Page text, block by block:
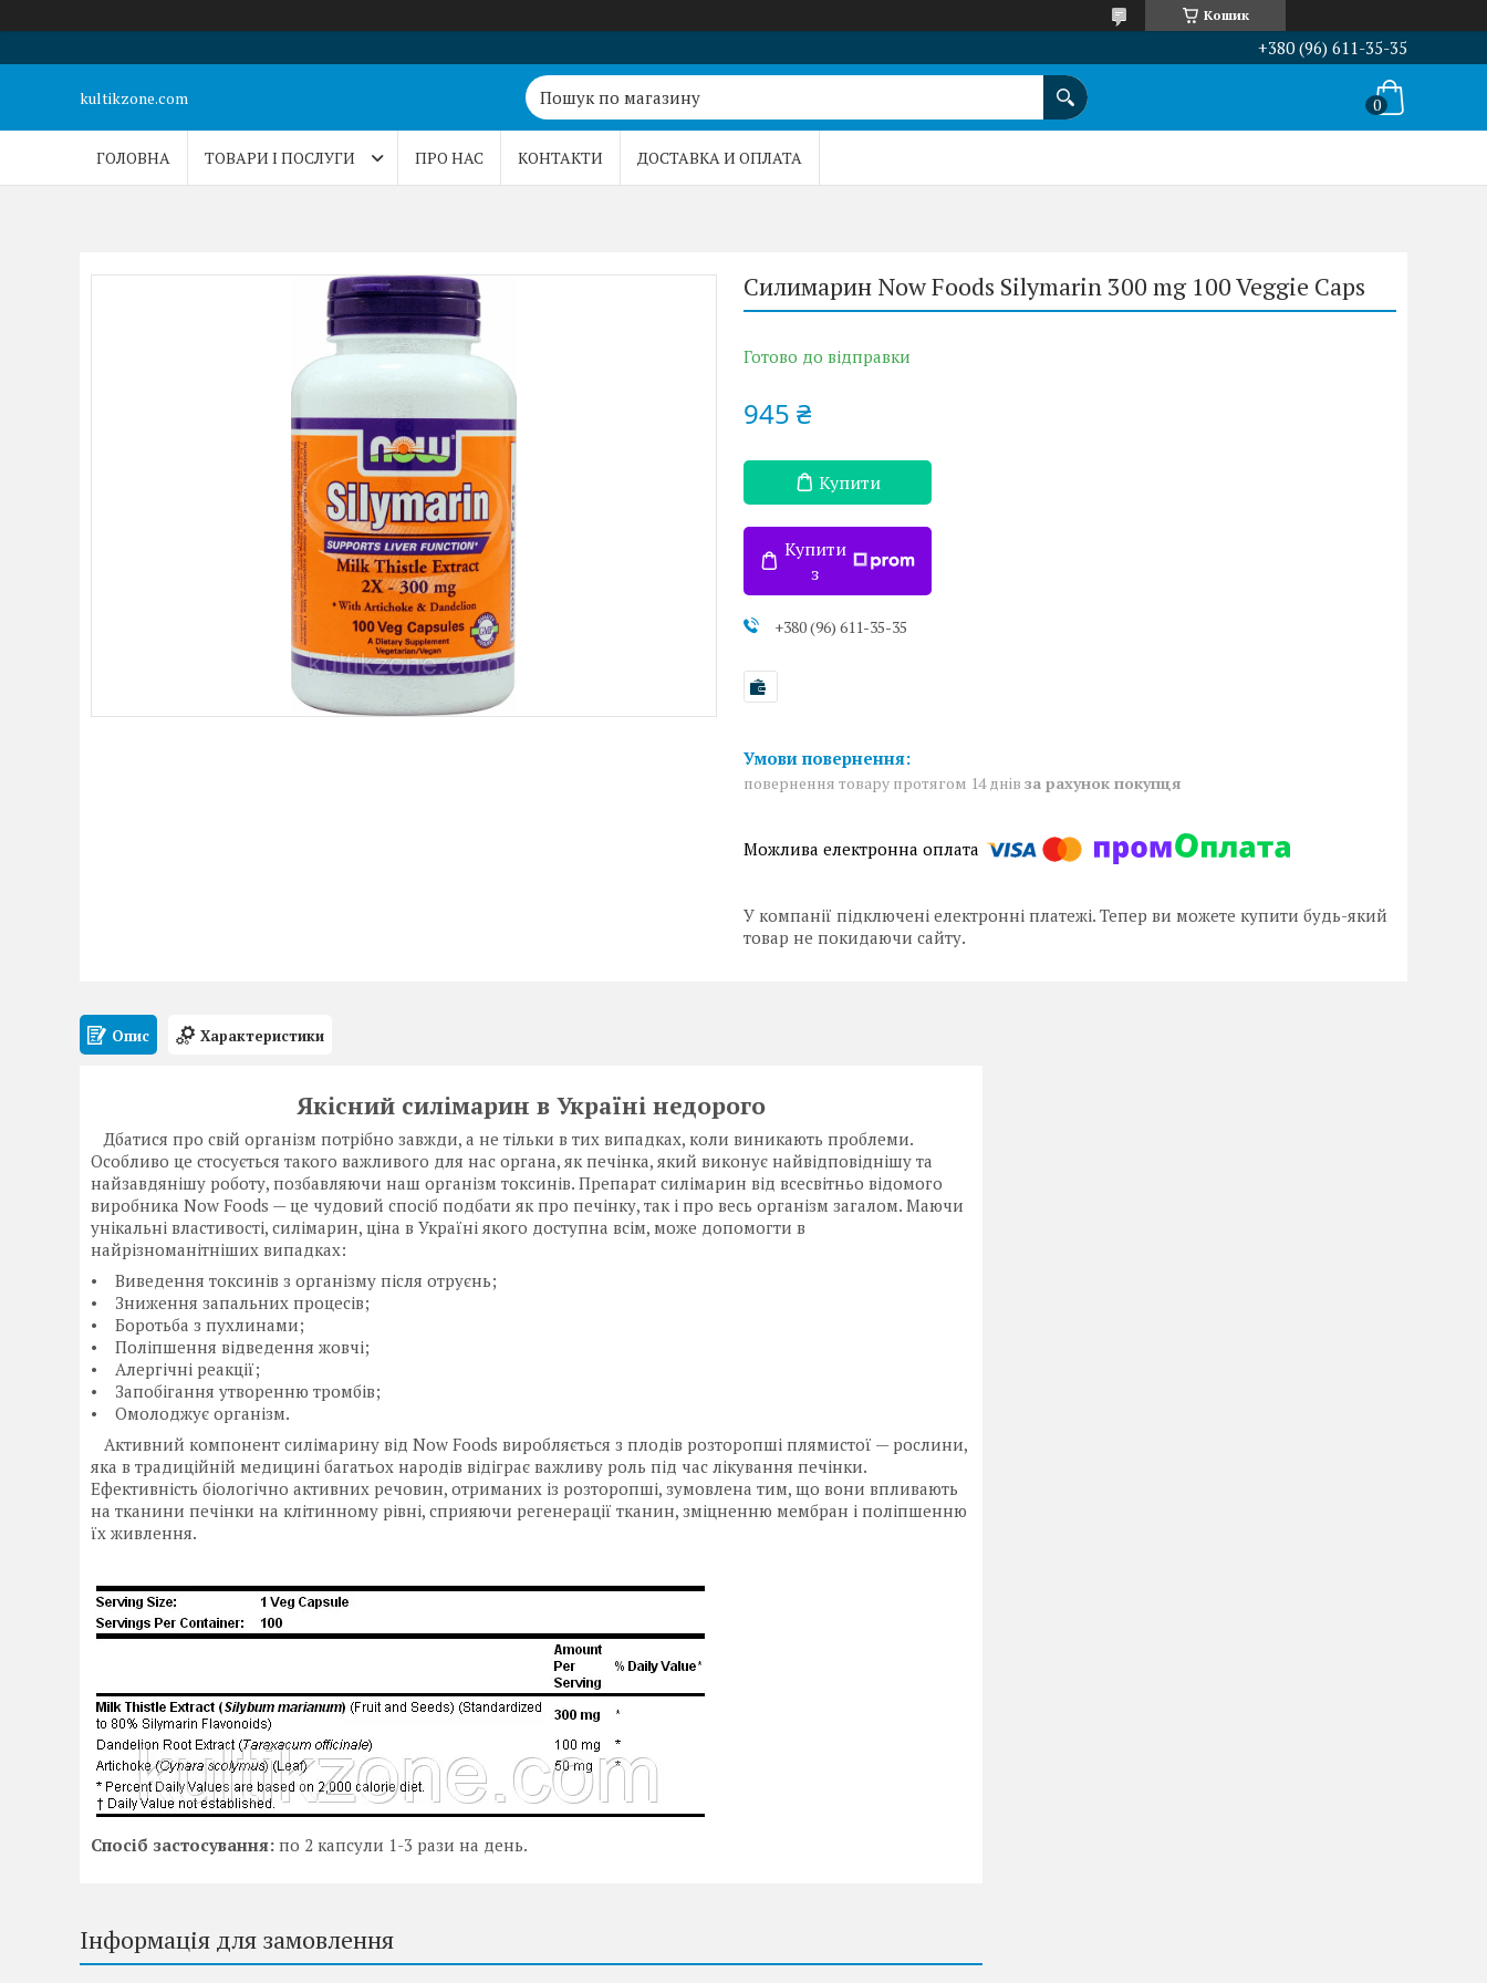
Кошик
+380 (96) 611-35-35
kultikzone.com
ГОЛОВНА ТОВАРИ І ПОСЛУГИ ПРО НАС КОНТАКТИ ДОСТАВКА И ОПЛАТА
Силимарин Now Foods Silymarin 300 mg 100 Veggie Caps
Готово до відправки
945 ₴
Купити
Купити
з
+380 (96) 611-35-35
повернення товару протягом 14 днів за рахунок покупця
У компанії підключені електронні платежі. Тепер ви можете купити будь-який
товар не покидаючи сайту.
Опис Характеристики
Якісний силімарин в Україні недорого
Дбатися про свій організм потрібно завжди, а не тільки в тих випадках, коли виникають проблеми.
Особливо це стосується такого важливого для нас органа, як печінка, який виконує найвідповіднішу та
найзавдянішу роботу, позбавляючи наш організм токсинів. Препарат силімарин від всесвітньо відомого
виробника Now Foods — це чудовий спосіб подбати як про печінку, так і про весь організм загалом. Маючи
унікальні властивості, силімарин, ціна в Україні якого доступна всім, може допомогти в
найрізноманітніших випадках:
• Виведення токсинів з організму після отруєнь;
• Зниження запальних процесів;
• Боротьба з пухлинами;
• Поліпшення відведення жовчі;
• Алергічні реакції;
• Запобігання утворенню тромбів;
• Омолоджує організм.
Активний компонент силімарину від Now Foods виробляється з плодів розторопші плямистої — рослини,
яка в традиційній медицині багатьох народів відіграє важливу роль під час лікування печінки.
Ефективність біологічно активних речовин, отриманих із розторопші, зумовлена тим, що вони впливають
на тканини печінки на клітинному рівні, сприяючи регенерації тканин, зміцненню мембран і поліпшенню
їх живлення.
Спосіб застосування: по 2 капсули 1-3 рази на день.
Інформація для замовлення